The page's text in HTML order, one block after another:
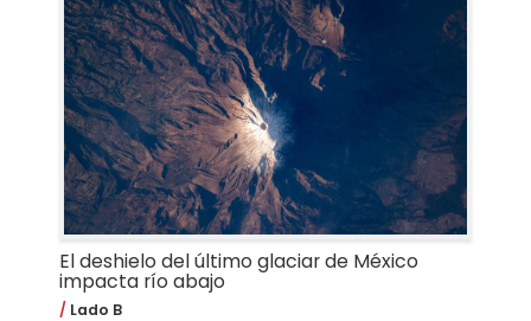
El deshielo del último glaciar de México
impacta río abajo
Lado B